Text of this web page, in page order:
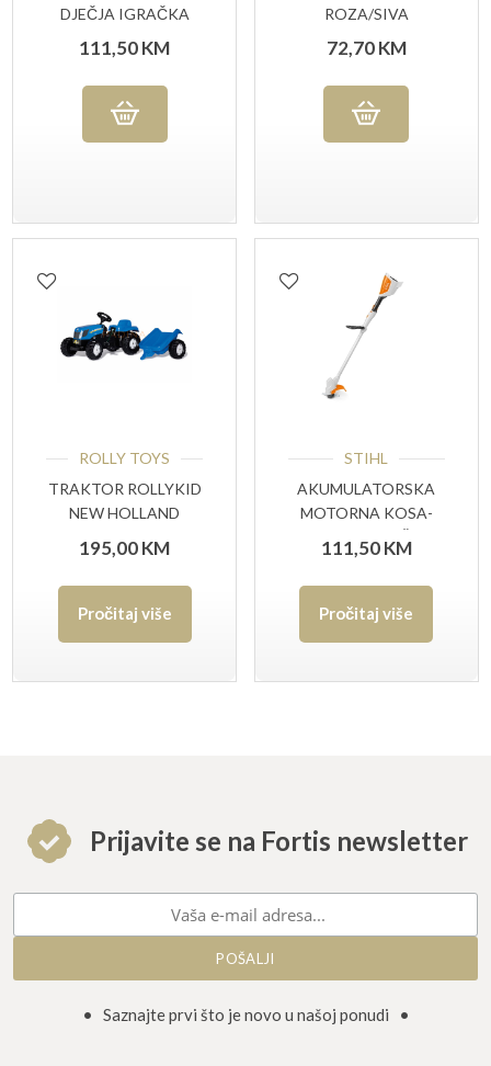
DJEČJA IGRAČKA
111,50KM
ROZA/SIVA
72,70KM
ROLLY TOYS
TRAKTOR ROLLYKID
NEW HOLLAND
195,00KM
Pročitaj više
STIHL
AKUMULATORSKA
MOTORNA KOSA-
111,50KM
Pročitaj više
Prijavite se na Fortis newsletter
• Saznajte prvi što je novo u našoj ponudi •